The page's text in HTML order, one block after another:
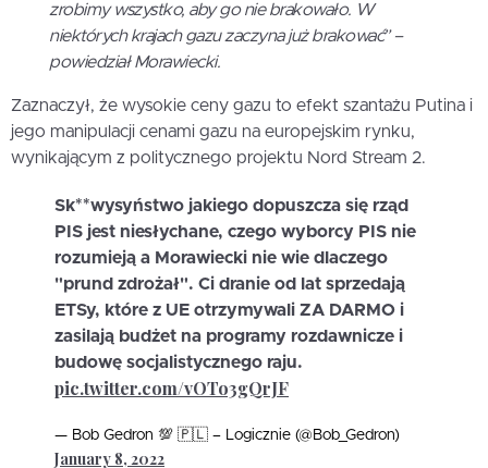
zrobimy wszystko, aby go nie brakowało. W
niektórych krajach gazu zaczyna już brakować” –
powiedział Morawiecki.
Zaznaczył, że wysokie ceny gazu to efekt szantażu Putina i
jego manipulacji cenami gazu na europejskim rynku,
wynikającym z politycznego projektu Nord Stream 2.
Sk**wysyństwo jakiego dopuszcza się rząd
PIS jest niesłychane, czego wyborcy PIS nie
rozumieją a Morawiecki nie wie dlaczego
"prund zdrożał". Ci dranie od lat sprzedają
ETSy, które z UE otrzymywali ZA DARMO i
zasilają budżet na programy rozdawnicze i
budowę socjalistycznego raju.
pic.twitter.com/vOTo3gQrJF
— Bob Gedron 💯 🇵🇱 – Logicznie (@Bob_Gedron)
January 8, 2022